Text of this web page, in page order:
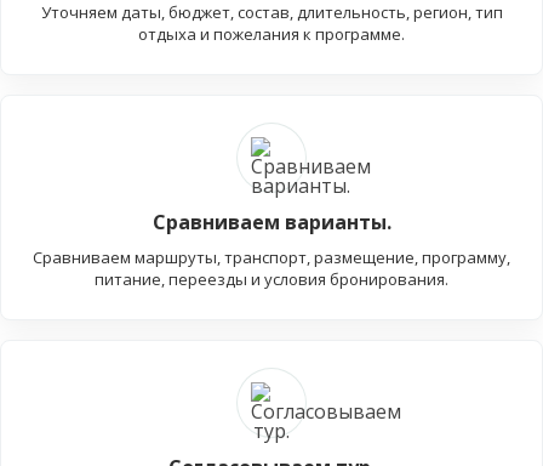
Уточняем даты, бюджет, состав, длительность, регион, тип
отдыха и пожелания к программе.
Сравниваем варианты.
Сравниваем маршруты, транспорт, размещение, программу,
питание, переезды и условия бронирования.